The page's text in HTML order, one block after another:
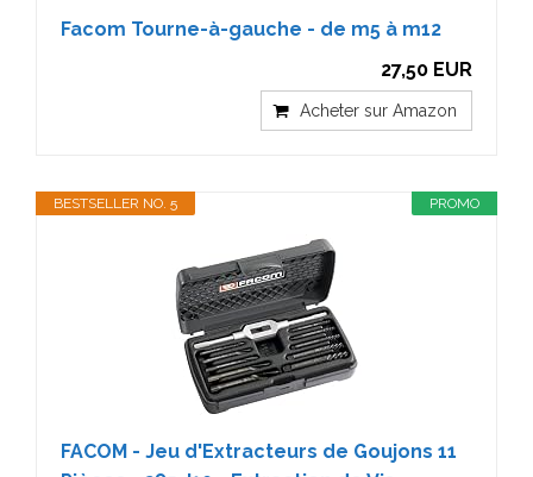
Facom Tourne-à-gauche - de m5 à m12
27,50 EUR
Acheter sur Amazon
PROMO
BESTSELLER NO. 5
FACOM - Jeu d'Extracteurs de Goujons 11